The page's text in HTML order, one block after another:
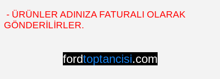
- ÜRÜNLER ADINIZA FATURALI OLARAK
GÖNDERİLİRLER.
fordtoptancisi.com